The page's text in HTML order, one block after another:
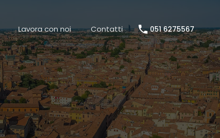
Lavora con noi Contatti 051 6275567